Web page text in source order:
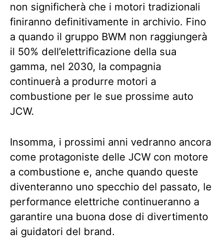
non significherà che i motori tradizionali
finiranno definitivamente in archivio. Fino
a quando il gruppo BWM non raggiungerà
il 50% dell’elettrificazione della sua
gamma, nel 2030, la compagnia
continuerà a produrre motori a
combustione per le sue prossime auto
JCW.
Insomma, i prossimi anni vedranno ancora
come protagoniste delle JCW con motore
a combustione e, anche quando queste
diventeranno uno specchio del passato, le
performance elettriche continueranno a
garantire una buona dose di divertimento
ai guidatori del brand.